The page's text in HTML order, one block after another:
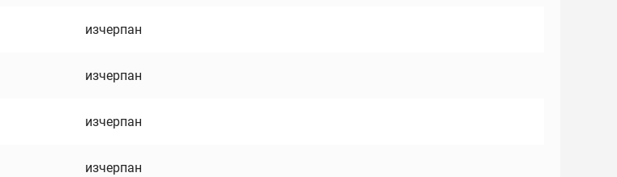
изчерпан
изчерпан
изчерпан
изчерпан